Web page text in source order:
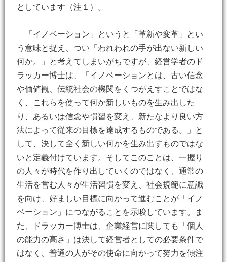
としています（注１）。
「イノベーション」というと「革新や変革」とい
う意味と捉え、つい「われわれの手が出ない新しい
何か。」と考えてしまいがちですが、経営学者のド
ラッカー博士は、「イノベーションとは、古い信念
や価値観、伝統社会の機関をくつがえすことではな
く、これらを使って何か新しいものを生み出した
り、あるいは信念や慣習を変え、新たなより良い方
法によって従来の目標を達成するものである。」と
して、決して全く新しい何かを生み出すものではな
いと定義付けています。そしてこのことは、一握り
の人々が時代を作り出していくのではなく、通常の
生活を営む人々が生活習慣を変え、社会規範に意識
を向け、好ましい目標に向かって進むことが「イノ
ベーション」につながることを示唆しています。ま
た、ドラッカー博士は、企業経営に関しても「個人
の能力の高さ」は決して経営者としての必要条件で
はなく、普通の人がその使命に向かって努力を傾注